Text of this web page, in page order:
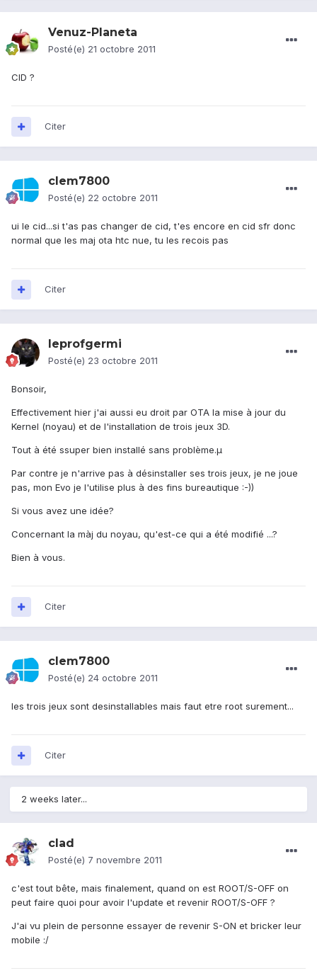
Venuz-Planeta
Posté(e) 21 octobre 2011
CID ?
Citer
clem7800
Posté(e) 22 octobre 2011
ui le cid...si t'as pas changer de cid, t'es encore en cid sfr donc
normal que les maj ota htc nue, tu les recois pas
Citer
leprofgermi
Posté(e) 23 octobre 2011
Bonsoir,
Effectivement hier j'ai aussi eu droit par OTA la mise à jour du
Kernel (noyau) et de l'installation de trois jeux 3D.
Tout à été ssuper bien installé sans problème.µ
Par contre je n'arrive pas à désinstaller ses trois jeux, je ne joue
pas, mon Evo je l'utilise plus à des fins bureautique :-))
Si vous avez une idée?
Concernant la màj du noyau, qu'est-ce qui a été modifié ...?
Bien à vous.
Citer
clem7800
Posté(e) 24 octobre 2011
les trois jeux sont desinstallables mais faut etre root surement...
Citer
2 weeks later...
clad
Posté(e) 7 novembre 2011
c'est tout bête, mais finalement, quand on est ROOT/S-OFF on
peut faire quoi pour avoir l'update et revenir ROOT/S-OFF ?
J'ai vu plein de personne essayer de revenir S-ON et bricker leur
mobile :/